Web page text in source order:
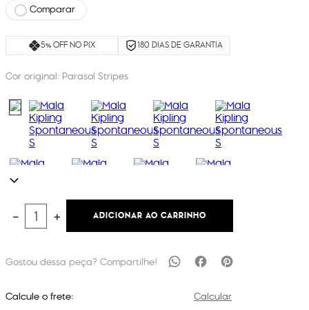
Comparar
5% OFF NO PIX 180 DIAS DE GARANTIA
Cor original: Parasol Stripes
＋
－ ADICIONAR AO CARRINHO
Calcule o frete: Calcular